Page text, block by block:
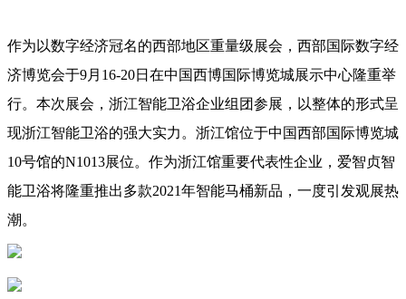
作为以数字经济冠名的西部地区重量级展会，西部国际数字经
济博览会于9月16-20日在中国西博国际博览城展示中心隆重举
行。本次展会，浙江智能卫浴企业组团参展，以整体的形式呈
现浙江智能卫浴的强大实力。浙江馆位于中国西部国际博览城
10号馆的N1013展位。作为浙江馆重要代表性企业，爱智贞智
能卫浴将隆重推出多款2021年智能马桶新品，一度引发观展热
潮。